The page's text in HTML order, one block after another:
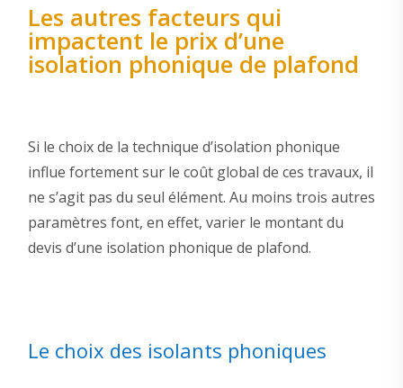
Les autres facteurs qui
impactent le prix d’une
isolation phonique de plafond
Si le choix de la technique d’isolation phonique
influe fortement sur le coût global de ces travaux, il
ne s’agit pas du seul élément. Au moins trois autres
paramètres font, en effet, varier le montant du
devis d’une isolation phonique de plafond.
Le choix des isolants phoniques